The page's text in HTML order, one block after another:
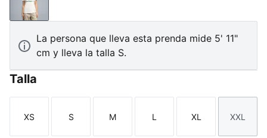
PUMA White
La persona que lleva esta prenda mide 5' 11"
cm y lleva la talla S.
Talla
Talla
XS
Talla
S
Talla
M
Talla
L
Talla
XL
Talla
XXL